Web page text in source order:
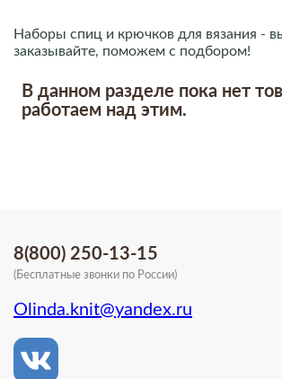
Наборы спиц и крючков для вязания -
заказывайте, поможем с подбором!
В данном разделе пока нет
работаем над этим.
8(800) 250-13-15
(Бесплатные звонки по России)
Olinda.knit@yandex.ru